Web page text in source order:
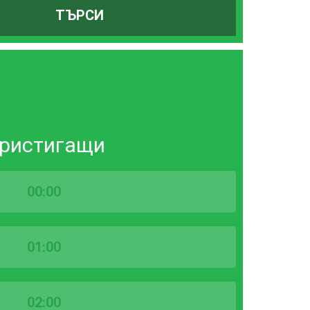
ТЪРСИ
00:00
01:00
02:00